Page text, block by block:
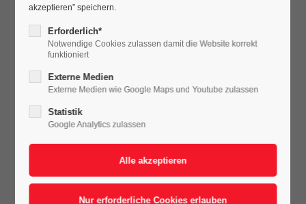
akzeptieren” speichern.
Erforderlich*
Notwendige Cookies zulassen damit die Website korrekt
funktioniert
Externe Medien
Externe Medien wie Google Maps und Youtube zulassen
Statistik
Google Analytics zulassen